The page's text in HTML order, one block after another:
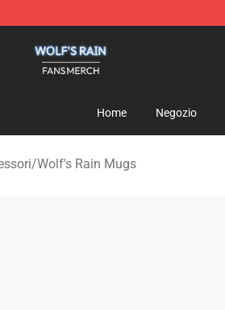
Home Negozio
/Wolf's Rain Mugs